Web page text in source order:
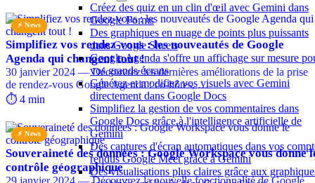
Créez des quiz en un clin d'œil avec Gemini dans
Google Forms
Des graphiques en nuage de points plus puissants
dans Google Sheets
Google Agenda s'offre un affichage sur mesure
vos grands écrans
Générez et modifiez vos visuels avec Gemini
directement dans Google Docs
Simplifiez la gestion de vos commentaires dans
Google Docs grâce à l'intelligence artificielle de
Gemini
Des captures d'écran automatiques dans vos
rendus Google Meet grâce à Gemini
Des visualisations plus claires grâce aux
⚡ News
Simplifiez vos rendez-vous : les nouveautés de Google
Agenda qui changent tout !
30 janvier 2024 — Découvrez les dernières améliorations de la prise
de rendez-vous Google Agenda : co-hôtes, …
⏱️ 4 min
⚡ News
Souveraineté des données : Google Workspace vous donne
contrôle géographique
29 janvier 2024 — Découvrez la nouvelle fonctionnalité de Google